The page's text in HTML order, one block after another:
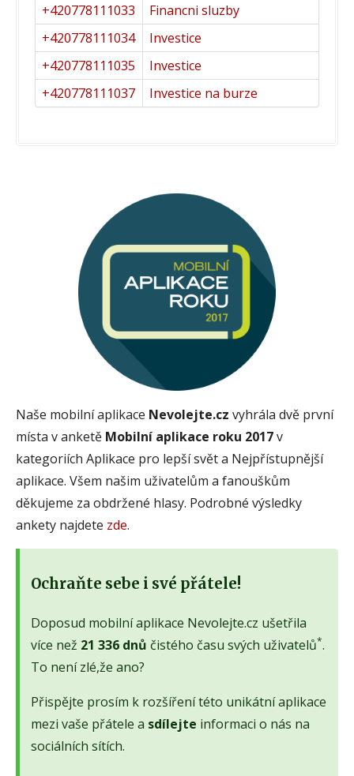
+420778111033
Financni sluzby
+420778111034
Investice
+420778111035
Investice
+420778111037
Investice na burze
Naše mobilní aplikace Nevolejte.cz vyhrála dvě první
místa v anketě Mobilní aplikace roku 2017v
kategoriích Aplikace pro lepší svět a Nejpřístupnější
aplikace. Všem našim uživatelům a fanouškům
děkujeme za obdržené hlasy. Podrobné výsledky
ankety najdete zde.
Ochraňte sebe i své přátele!
Doposud mobilní aplikace Nevolejte.cz ušetřila
více než 21 336 dnů čistého času svých uživatelů*.
To není zlé,že ano?
Přispějte prosím k rozšíření této unikátní aplikace
mezi vaše přátele a sdílejte informaci o nás na
sociálních sítích.